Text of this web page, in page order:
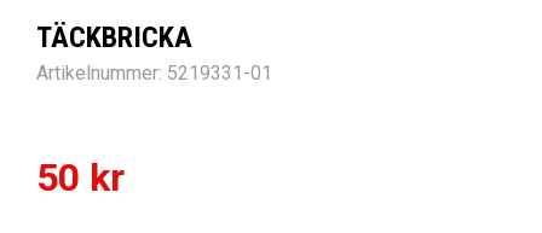
TÄCKBRICKA
Artikelnummer: 5219331-01
50 kr